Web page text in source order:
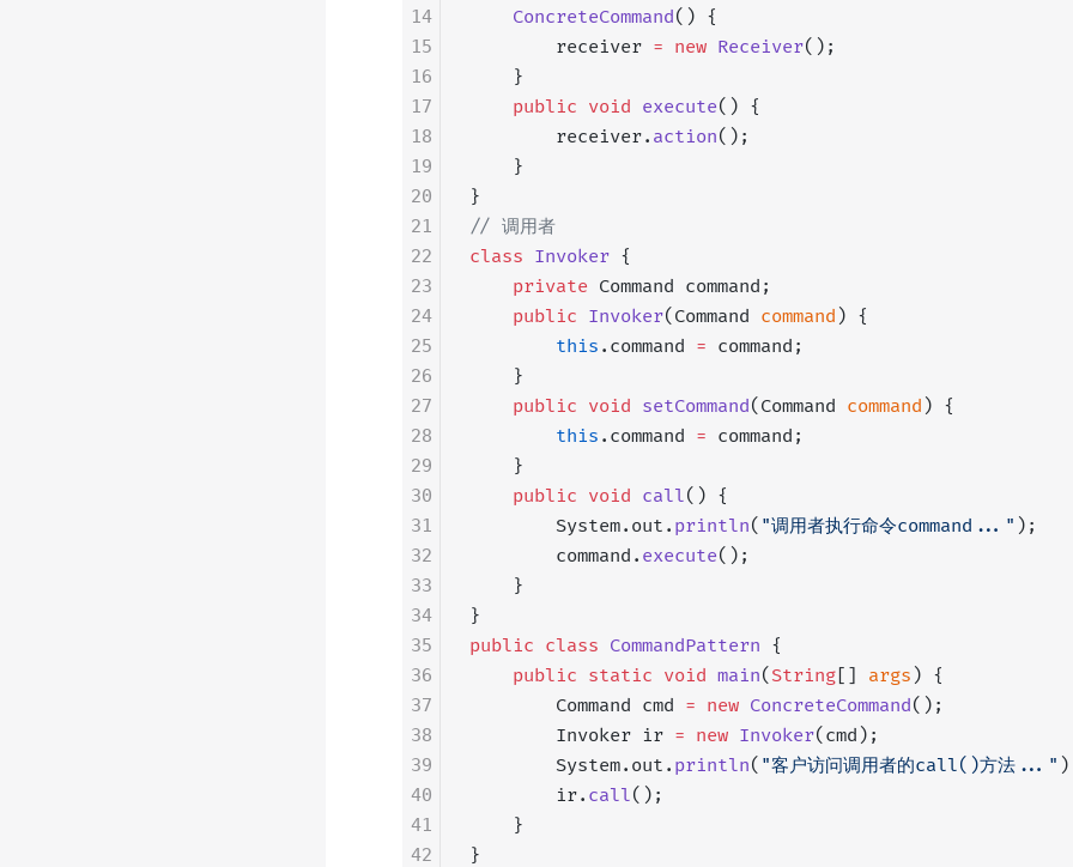
    ConcreteCommand
() {
        receiver
= new Receiver();
    }
    public
void execute() {
        receiver.
action();
    }
}
// 调用者
class Invoker {
    private
Command command;
    public
Invoker(Command command ) {
        this
.command = command;
    }
    public
void setCommand(Command command ) {
        this
.command = command;
    }
    public
void call() {
        System.out.
println( "调用者执行命令command..." );
        command.
execute();
    }
}
public class CommandPattern {
    public
static void main( String [] args ) {
        Command cmd
= new ConcreteCommand();
        Invoker ir
= new Invoker(cmd);
        System.out.
println( "客户访问调用者的call()方法..."
        ir.
call();
    }
}
14
15
16
17
18
19
20
21
22
23
24
25
26
27
28
29
30
31
32
33
34
35
36
37
38
39
40
41
42